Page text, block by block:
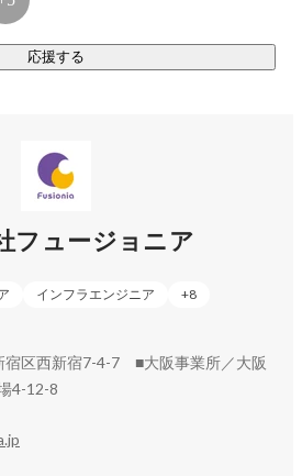
応援する
フュージョニア
インフラエンジニア +8
宿区西新宿7-4-7 ■大阪事業所／大阪
4-12-8